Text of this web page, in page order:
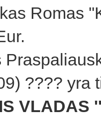
Romas
???? yra
VLADAS